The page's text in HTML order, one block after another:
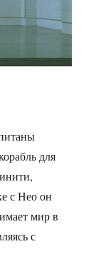
для
с Нео он
мир в
с